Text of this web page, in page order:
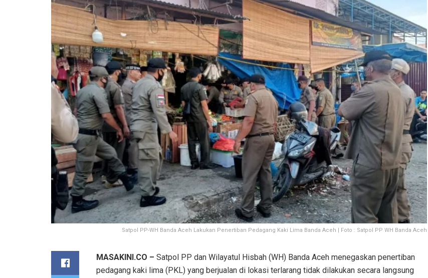
Satpol PP-WH Banda Aceh Lakukan Penertiban Pedagang Kaki Lima Banda Aceh | Foto : Satpol PP WH Banda Aceh
MASAKINI.CO – Satpol PP dan Wilayatul Hisbah (WH) Banda Aceh menegaskan penertiban
pedagang kaki lima (PKL) yang berjualan di lokasi terlarang tidak dilakukan secara langsung